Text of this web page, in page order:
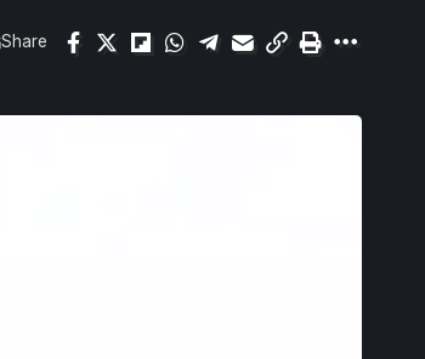
Share